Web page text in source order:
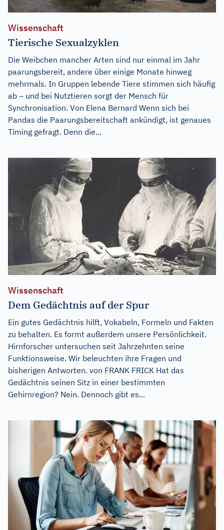
Wissenschaft
Tierische Sexualzyklen
Die Weibchen mancher Arten sind nur einmal im Jahr
paarungsbereit, andere über einige Monate hinweg
mehrmals. In Gruppen lebende Tiere stimmen sich häufig
ab – und bei Nutztieren sorgt der Mensch für
Synchronisation. Von Elena Bernard Wenn sich bei
Pandas die Paarungsbereitschaft ankündigt, ist genaues
Timing gefragt. Denn die...
Wissenschaft
Dem Gedächtnis auf der Spur
Ein gutes Gedächtnis hilft, Vokabeln, Formeln und Fakten
zu behalten. Es formt außerdem unsere Persönlichkeit.
Hirnforscher untersuchen seit Jahrzehnten seine
Funktionsweise. Wir beleuchten ihre Fragen und
bisherigen Antworten. von FRANK FRICK Hat das
Gedächtnis seinen Sitz in einer bestimmten
Gehirnregion? Nein. Dennoch gibt es...